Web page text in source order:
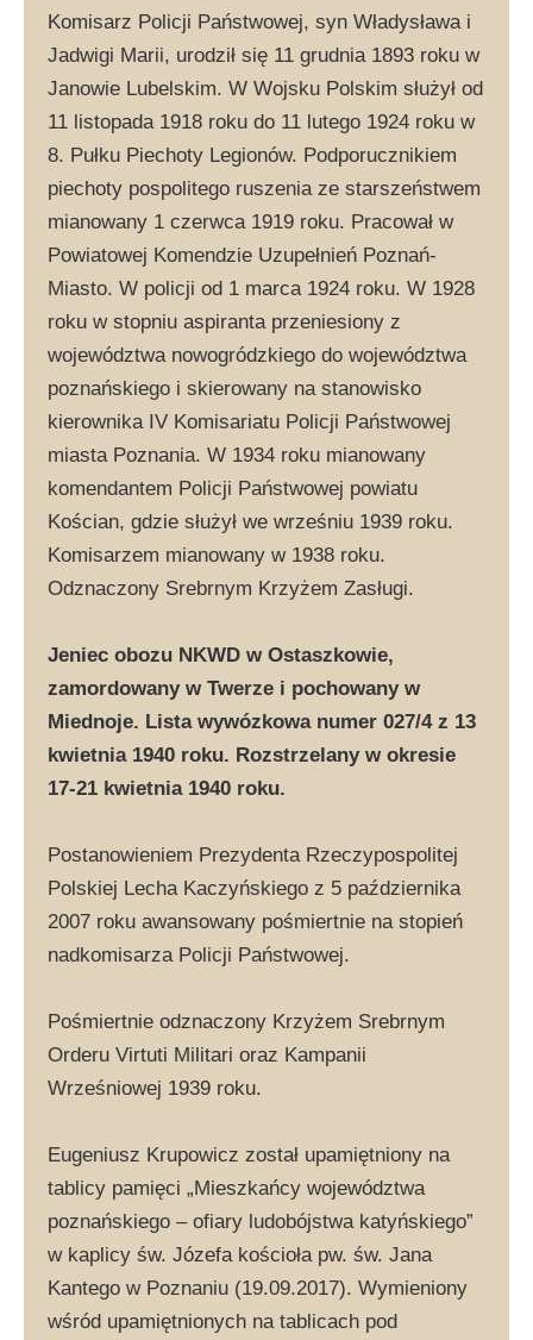
Komisarz Policji Państwowej, syn Władysława i
Jadwigi Marii, urodził się 11 grudnia 1893 roku w
Janowie Lubelskim. W Wojsku Polskim służył od
11 listopada 1918 roku do 11 lutego 1924 roku w
8. Pułku Piechoty Legionów. Podporucznikiem
piechoty pospolitego ruszenia ze starszeństwem
mianowany 1 czerwca 1919 roku. Pracował w
Powiatowej Komendzie Uzupełnień Poznań-
Miasto. W policji od 1 marca 1924 roku. W 1928
roku w stopniu aspiranta przeniesiony z
województwa nowogródzkiego do województwa
poznańskiego i skierowany na stanowisko
kierownika IV Komisariatu Policji Państwowej
miasta Poznania. W 1934 roku mianowany
komendantem Policji Państwowej powiatu
Kościan, gdzie służył we wrześniu 1939 roku.
Komisarzem mianowany w 1938 roku.
Odznaczony Srebrnym Krzyżem Zasługi.
Jeniec obozu NKWD w Ostaszkowie,
zamordowany w Twerze i pochowany w
Miednoje. Lista wywózkowa numer 027/4 z 13
kwietnia 1940 roku. Rozstrzelany w okresie
17-21 kwietnia 1940 roku.
Postanowieniem Prezydenta Rzeczypospolitej
Polskiej Lecha Kaczyńskiego z 5 października
2007 roku awansowany pośmiertnie na stopień
nadkomisarza Policji Państwowej.
Pośmiertnie odznaczony Krzyżem Srebrnym
Orderu Virtuti Militari oraz Kampanii
Wrześniowej 1939 roku.
Eugeniusz Krupowicz został upamiętniony na
tablicy pamięci „Mieszkańcy województwa
poznańskiego – ofiary ludobójstwa katyńskiego”
w kaplicy św. Józefa kościoła pw. św. Jana
Kantego w Poznaniu (19.09.2017). Wymieniony
wśród upamiętnionych na tablicach pod